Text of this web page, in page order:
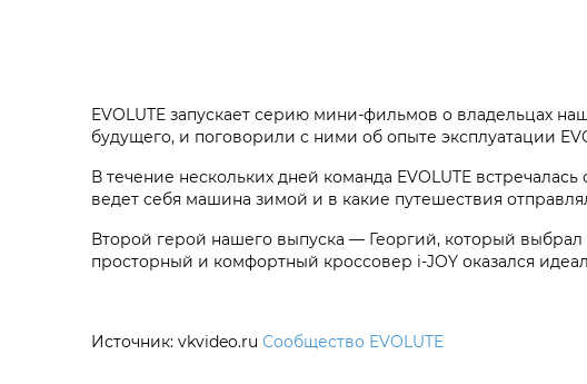
EVOLUTE запускает серию мини-фильмов о владельцах
будущего, и поговорили с ними об опыте эксплуатации
В течение нескольких дней команда EVOLUTE
ведет себя машина зимой и в какие путешествия
Второй герой нашего выпуска — Георгий, который
просторный и комфортный кроссовер i‑JOY оказался
Источник: vkvideo.ru Сообщество EVOLUTE